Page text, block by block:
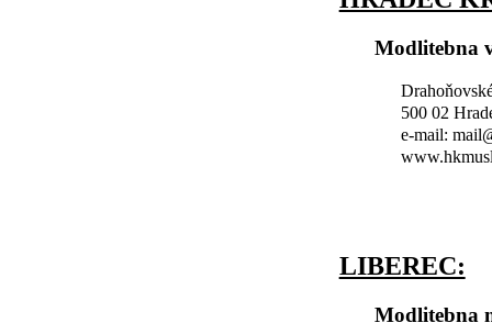
Modlitebna
500 02
e-mail:
LIBEREC:
Modlitebna